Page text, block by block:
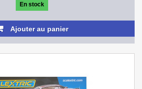
En stock
Ajouter au panier